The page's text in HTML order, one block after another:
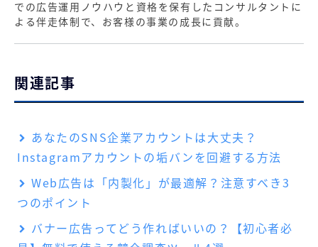
関連記事
あなたのSNS企業アカウントは大丈夫？
Instagramアカウントの垢バンを回避する方法
Web広告は「内製化」が最適解？注意すべき3
つのポイント
バナー広告ってどう作ればいいの？【初心者必
での広告運用ノウハウと資格を保有したコンサルタントに
よる伴走体制で、お客様の事業の成長に貢献。